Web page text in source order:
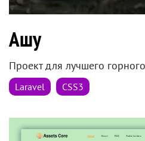
Ашу
Проект для лучшего
Laravel CSS3